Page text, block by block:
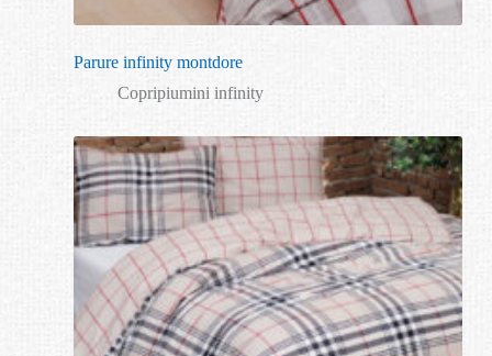
Parure infinity montdore
Copripiumini infinity